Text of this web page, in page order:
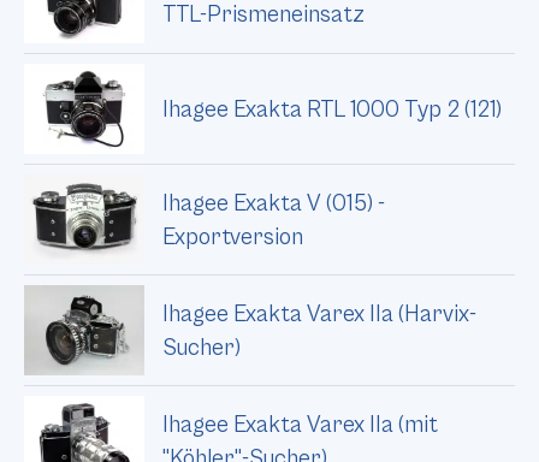
TTL-Prismeneinsatz
Ihagee Exakta RTL 1000 Typ 2 (121)
Ihagee Exakta V (015) -
Exportversion
Ihagee Exakta Varex IIa (Harvix-
Sucher)
Ihagee Exakta Varex IIa (mit